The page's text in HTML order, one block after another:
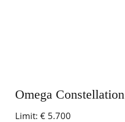
Omega Constellation
Limit: € 5.700